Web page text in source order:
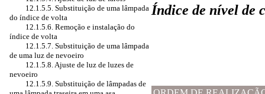
12.1.5.5. Substituição de uma lâmpada
do índice de volta
12.1.5.6. Remoção e instalação do
índice de volta
12.1.5.7. Substituição de uma lâmpada
de uma luz de nevoeiro
12.1.5.8. Ajuste de luz de luzes de
nevoeiro
12.1.5.9. Substituição de lâmpadas de
Índice de nível de